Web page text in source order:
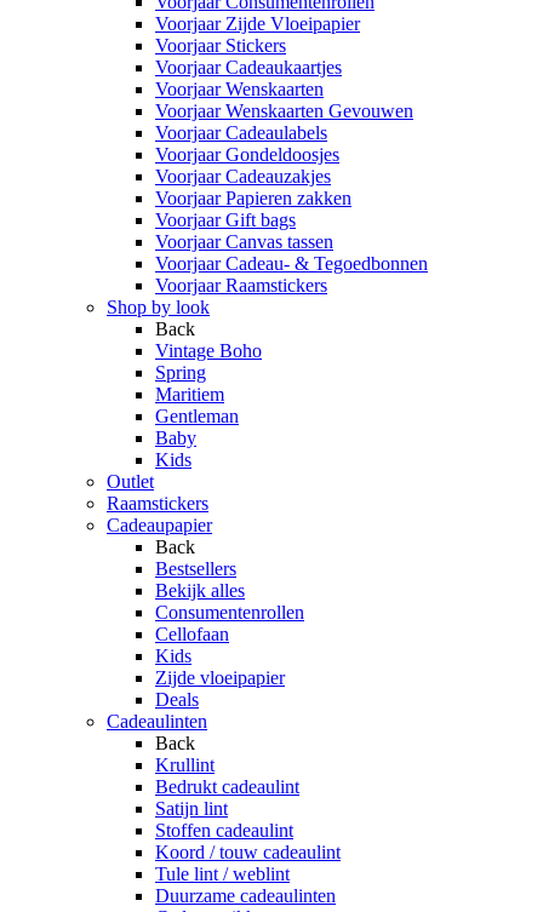
Voorjaar Zijde Vloeipapier
Voorjaar Stickers
Voorjaar Cadeaukaartjes
Voorjaar Wenskaarten
Voorjaar Wenskaarten Gevouwen
Voorjaar Cadeaulabels
Voorjaar Gondeldoosjes
Voorjaar Cadeauzakjes
Voorjaar Papieren zakken
Voorjaar Gift bags
Voorjaar Canvas tassen
Voorjaar Cadeau- & Tegoedbonnen
Voorjaar Raamstickers
Shop by look
Back
Vintage Boho
Spring
Maritiem
Gentleman
Baby
Kids
Outlet
Raamstickers
Cadeaupapier
Back
Bestsellers
Bekijk alles
Consumentenrollen
Cellofaan
Kids
Zijde vloeipapier
Deals
Cadeaulinten
Back
Krullint
Bedrukt cadeaulint
Satijn lint
Stoffen cadeaulint
Koord / touw cadeaulint
Tule lint / weblint
Duurzame cadeaulinten